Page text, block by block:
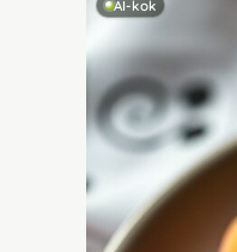
AI-kok